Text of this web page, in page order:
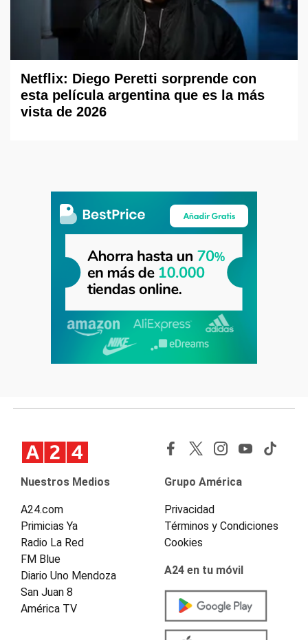
Netflix: Diego Peretti sorprende con
esta película argentina que es la más
vista de 2026
Nuestros Medios
A24.com
Primicias Ya
Radio La Red
FM Blue
Diario Uno Mendoza
San Juan 8
América TV
Grupo América
Privacidad
Términos y Condiciones
Cookies
A24 en tu móvil